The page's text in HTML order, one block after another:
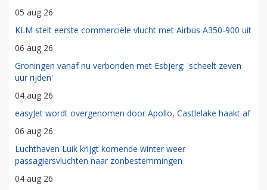
05 aug 26
KLM stelt eerste commerciële vlucht met Airbus A350-900 uit
06 aug 26
Groningen vanaf nu verbonden met Esbjerg: 'scheelt zeven
uur rijden'
04 aug 26
easyJet wordt overgenomen door Apollo, Castlelake haakt af
06 aug 26
Luchthaven Luik krijgt komende winter weer
passagiersvluchten naar zonbestemmingen
04 aug 26